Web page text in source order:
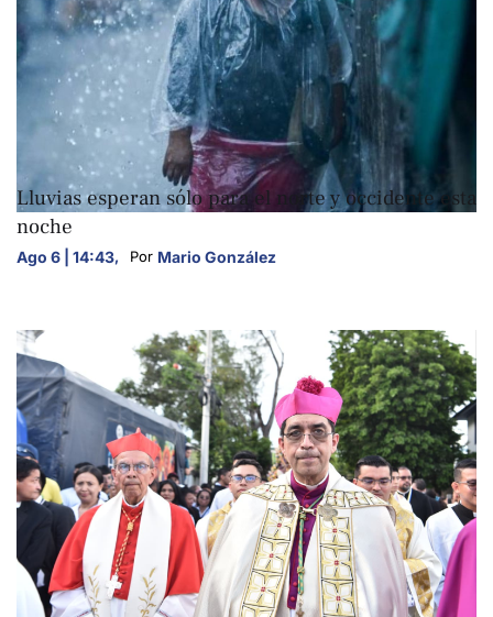
NACIONALES
Lluvias esperan sólo para el norte y occidente esta
noche
Ago 6 | 14:43, Por Mario González